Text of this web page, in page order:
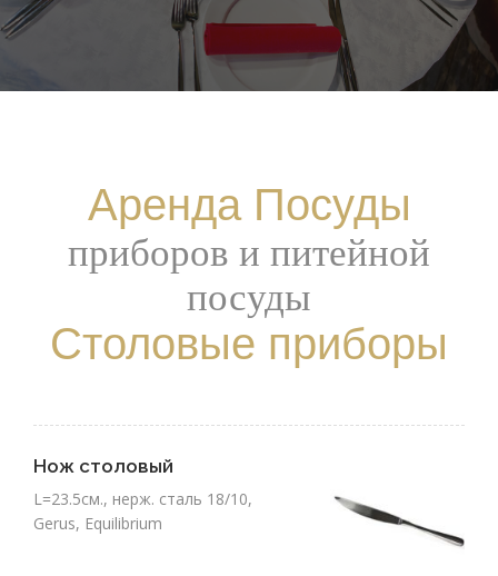
Аренда Посуды
приборов и питейной
посуды
Столовые приборы
Нож столовый
L=23.5см., нерж. сталь 18/10,
Gerus, Equilibrium